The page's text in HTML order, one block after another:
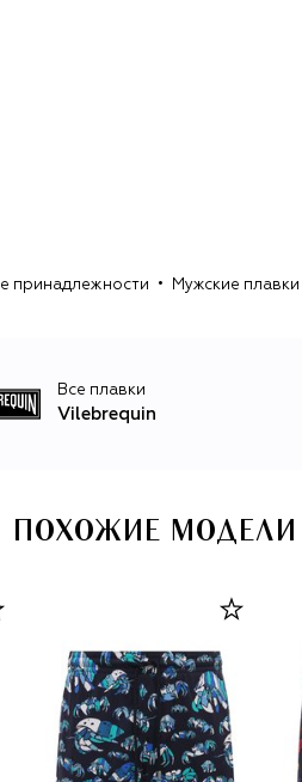
принадлежности Мужские плавки
Все плавки
Vilebrequin
ПОХОЖИЕ МОДЕЛИ